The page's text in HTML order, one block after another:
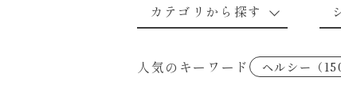
カテゴリから探す
野菜のレシピ 魚介のレ
なんでもナムル
考えるな、二代目で炒めろ！
あえるハコネーゼカルボナーラ
あえるハコネーゼミートソース
あえるハコネーゼジェノベーゼ
人気のキーワード ヘルシー（